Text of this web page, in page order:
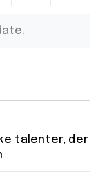
talenter, der